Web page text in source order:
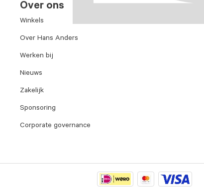
Over ons
Winkels
Over Hans Anders
Werken bij
Nieuws
Zakelijk
Sponsoring
Corporate governance